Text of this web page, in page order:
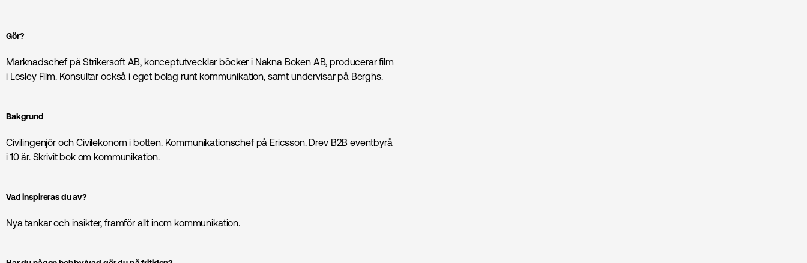
Gör?
Marknadschef på Strikersoft AB, konceptutvecklar böcker i Nakna Boken AB, producerar film
i Lesley Film. Konsultar också i eget bolag runt kommunikation, samt undervisar på Berghs.
Bakgrund
Civilingenjör och Civilekonom i botten. Kommunikations­chef på Ericsson. Drev B2B eventbyrå
i 10 år. Skrivit bok om kommunikation.
Vad inspireras du av?
Nya tankar och insikter, framför allt inom kommunikation.